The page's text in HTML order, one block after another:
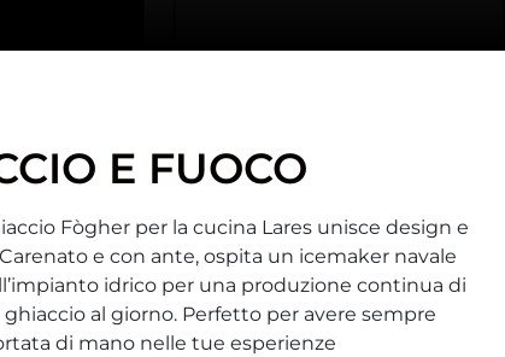
E FUOCO
Fògher per la cucina Lares unisce design e
e con ante, ospita un icemaker navale
idrico per una produzione continua di
ghiaccio al giorno. Perfetto per avere sempre
di mano nelle tue esperienze